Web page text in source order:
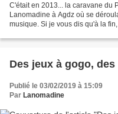
C'était en 2013... la caravane du
Lanomadine à Agdz où se
musique. Si je vous dis qu'à la
Des jeux à gogo,
Publié le 03/02/2019 à 15:09
Par Lanomadine